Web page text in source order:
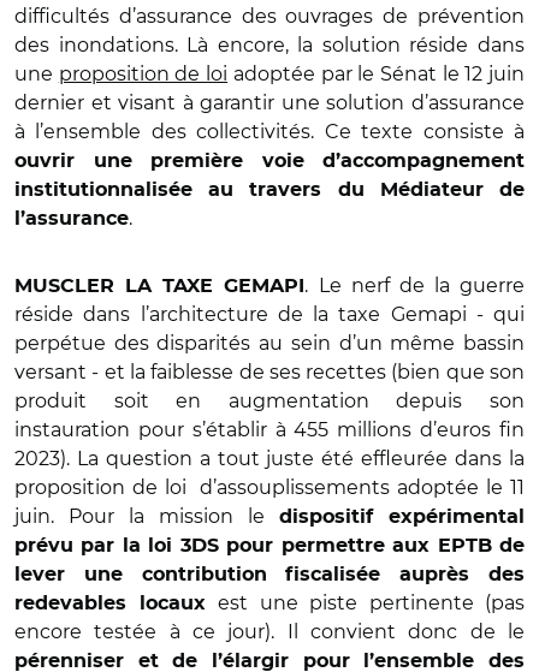
difficultés d’assurance des ouvrages de prévention
des inondations. Là encore, la solution réside dans
une proposition de loi adoptée par le Sénat le 12 juin
dernier et visant à garantir une solution d’assurance
à l’ensemble des collectivités. Ce texte consiste à
ouvrir une première voie d’accompagnement
institutionnalisée au travers du Médiateur de
l’assurance.
MUSCLER LA TAXE GEMAPI . Le nerf de la guerre
réside dans l’architecture de la taxe Gemapi - qui
perpétue des disparités au sein d’un même bassin
versant - et la faiblesse de ses recettes (bien que son
produit soit en augmentation depuis son
instauration pour s’établir à 455 millions d’euros fin
2023). La question a tout juste été effleurée dans la
proposition de loi d’assouplissements adoptée le 11
juin. Pour la mission le dispositif expérimental
prévu par la loi 3DS pour permettre aux EPTB de
lever une contribution fiscalisée auprès des
redevables locaux est une piste pertinente (pas
encore testée à ce jour). Il convient donc de le
pérenniser et de l’élargir pour l’ensemble des